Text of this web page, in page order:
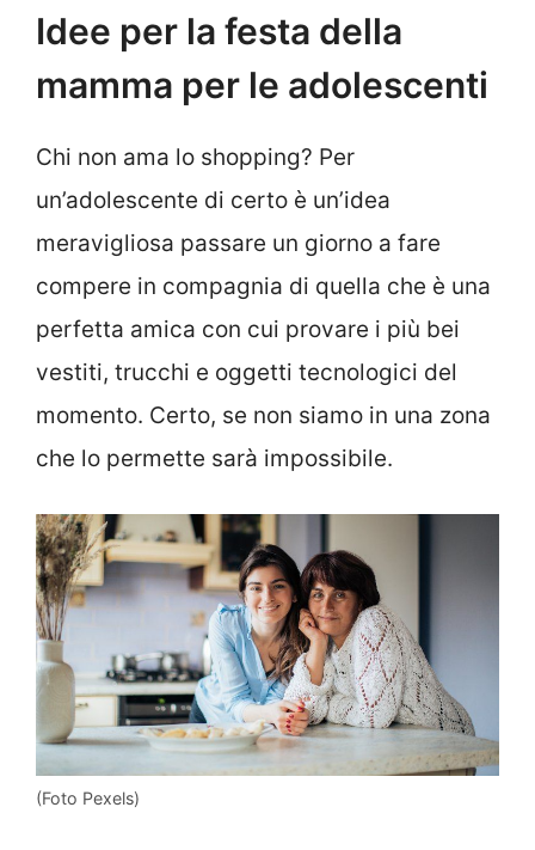
Idee per la festa della
mamma per le adolescenti
Chi non ama lo shopping? Per
un’adolescente di certo è un’idea
meravigliosa passare un giorno a fare
compere in compagnia di quella che è una
perfetta amica con cui provare i più bei
vestiti, trucchi e oggetti tecnologici del
momento. Certo, se non siamo in una zona
che lo permette sarà impossibile.
(Foto Pexels)